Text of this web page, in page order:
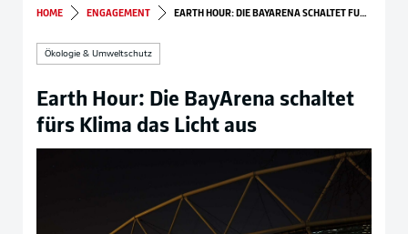
HOME ENGAGEMENT EARTH HOUR: DIE BAYARENA SCHALTET FÜRS KLIMA DAS LICHT AUS
Ökologie & Umweltschutz
Earth Hour: Die BayArena schaltet
fürs Klima das Licht aus